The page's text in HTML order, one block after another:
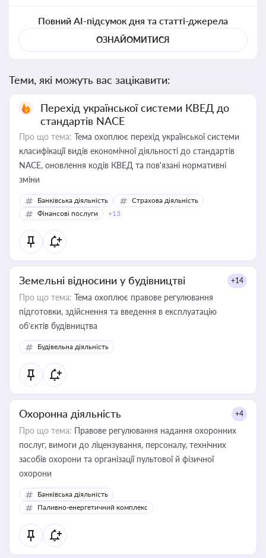
Повний AI-підсумок дня та статті-джерела
ОЗНАЙОМИТИСЯ
Теми, які можуть вас зацікавити:
Перехід української системи КВЕД до
стандартів NACE
Про що тема: Тема охоплює перехід української системи
класифікації видів економічної діяльності до стандартів
NACE, оновлення кодів КВЕД та пов'язані нормативні
зміни
Банківська діяльність
Страхова діяльність
Фінансові послуги
+13
Земельні відносини у будівництві +14
Про що тема: Тема охоплює правове регулювання
підготовки, здійснення та введення в експлуатацію
об’єктів будівництва
Будівельна діяльність
Охоронна діяльність +4
Про що тема: Правове регулювання надання охоронних
послуг, вимоги до ліцензування, персоналу, технічних
засобів охорони та організації пультової й фізичної
охорони
Банківська діяльність
Паливно-енергетичний комплекс